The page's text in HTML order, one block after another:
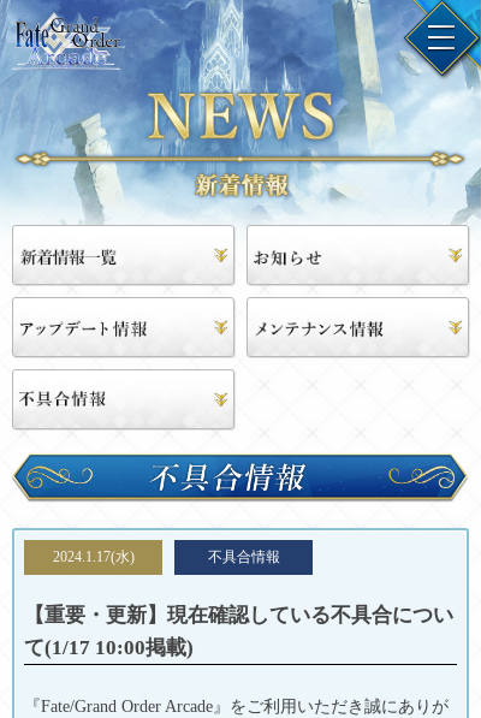
不具合情報
2024.1.17(水) 不具合情報
【重要・更新】現在確認している不具合につい
て(1/17 10:00掲載)
『Fate/Grand Order Arcade』をご利用いただき誠にありが